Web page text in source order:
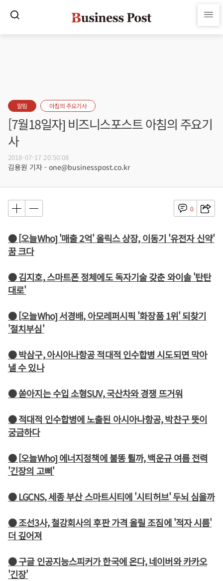
알림 아침의 주요기사
[7월18일자] 비즈니스포스트 아침의 주요기
사
2018-07-17 20:50:08
김용원 기자 - one@businesspost.co.kr
0
● [오늘Who] '매출 2억' 올릭스 상장, 이동기 '유전자 신약'
꿈 크다
● 김지호, 스마트폰 정체에도 독자기술 갖춘 와이솔 '탄탄
대로'
● [오늘Who] 서경배, 아모레퍼시픽 '화장품 1위' 되찾기
'절치부심'
● 박삼구, 아시아나항공 적대적 인수합병 시도되면 막아
낼 수 있나
● 쏟아지는 수입 소형SUV, 국산차와 경쟁 뜨거워
● 적대적 인수합병에 노출된 아시아나항공, 박찬구 뜻이
궁금하다
● [오늘Who] 에너지정책에 불똥 튈까, 백운규 여름 전력
'긴장의 고삐'
● LGCNS, 세종 부산 스마트시티에 '시티허브' 두뇌 심을까
● 조선3사, 철강회사의 후판 가격 올릴 조짐에 '적자 시름'
더 깊어져
● 구글 인공지능스피커가 한국에 온다, 네이버와 카카오
'긴장'